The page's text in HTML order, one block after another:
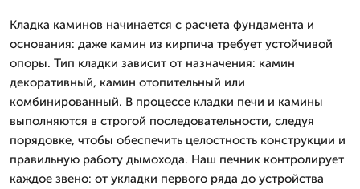
Кладка каминов начинается с расчета фундамента и
основания: даже камин из кирпича требует устойчивой
опоры. Тип кладки зависит от назначения: камин
декоративный, камин отопительный или
комбинированный. В процессе кладки печи и камины
выполняются в строгой последовательности, следуя
порядовке, чтобы обеспечить целостность конструкции и
правильную работу дымохода. Наш печник контролирует
каждое звено: от укладки первого ряда до устройства